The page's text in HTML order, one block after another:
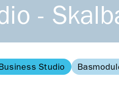
-
Studio